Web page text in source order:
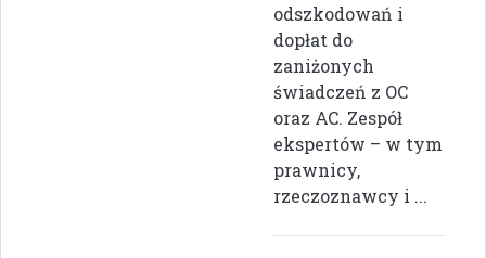
odszkodowań i
dopłat do
zaniżonych
świadczeń z OC
oraz AC. Zespół
ekspertów – w tym
prawnicy,
rzeczoznawcy i ...